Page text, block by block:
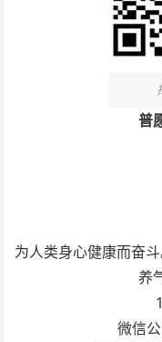
普
为人类身心健康而奋
养
微信